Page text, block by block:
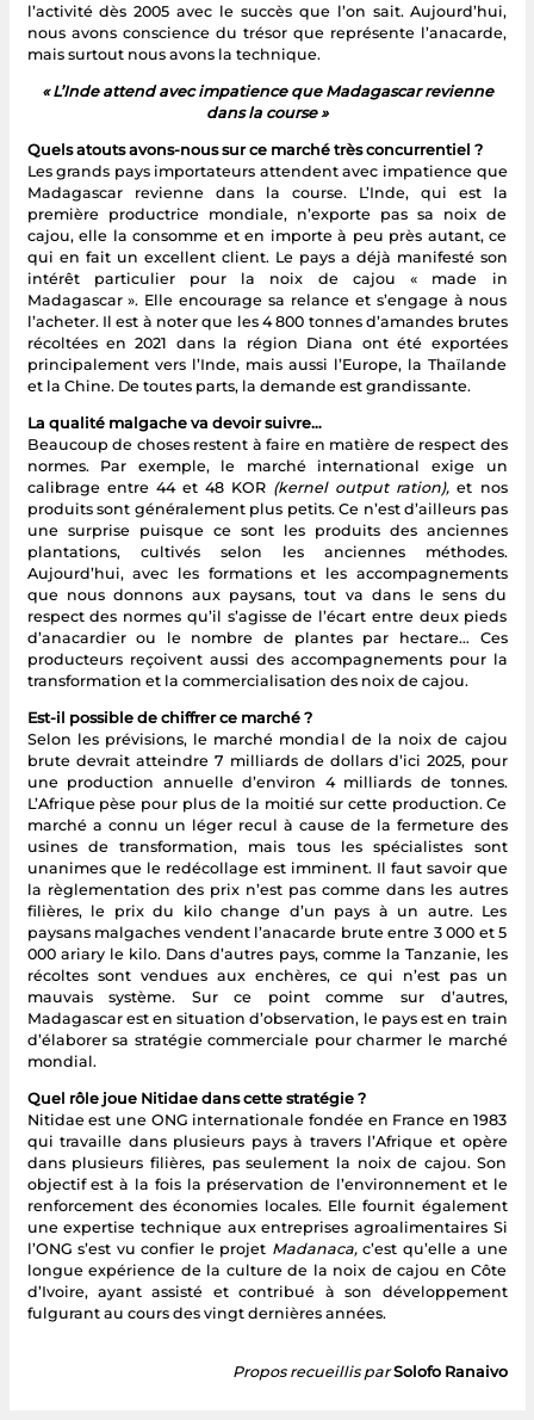
l’activité dès 2005 avec le succès que l’on sait. Aujourd’hui,
nous avons conscience du trésor que représente l’anacarde,
mais surtout nous avons la technique.
« L’Inde attend avec impatience que Madagascar revienne
dans la course »
Quels atouts avons-nous sur ce marché très concurrentiel ?
Les grands pays importateurs attendent avec impatience que
Madagascar revienne dans la course. L’Inde, qui est la
première productrice mondiale, n’exporte pas sa noix de
cajou, elle la consomme et en importe à peu près autant, ce
qui en fait un excellent client. Le pays a déjà manifesté son
intérêt particulier pour la noix de cajou « made in
Madagascar ». Elle encourage sa relance et s’engage à nous
l’acheter. Il est à noter que les 4 800 tonnes d’amandes brutes
récoltées en 2021 dans la région Diana ont été exportées
principalement vers l’Inde, mais aussi l’Europe, la Thaïlande
et la Chine. De toutes parts, la demande est grandissante.
La qualité malgache va devoir suivre…
Beaucoup de choses restent à faire en matière de respect des
normes. Par exemple, le marché international exige un
calibrage entre 44 et 48 KOR (kernel output ration),et nos
produits sont généralement plus petits. Ce n’est d’ailleurs pas
une surprise puisque ce sont les produits des anciennes
plantations, cultivés selon les anciennes méthodes.
Aujourd’hui, avec les formations et les accompagnements
que nous donnons aux paysans, tout va dans le sens du
respect des normes qu’il s’agisse de l’écart entre deux pieds
d’anacardier ou le nombre de plantes par hectare… Ces
producteurs reçoivent aussi des accompagnements pour la
transformation et la commercialisation des noix de cajou.
Est-il possible de chiffrer ce marché ?
Selon les prévisions, le marché mondial de la noix de cajou
brute devrait atteindre 7 milliards de dollars d’ici 2025, pour
une production annuelle d’environ 4 milliards de tonnes.
L’Afrique pèse pour plus de la moitié sur cette production. Ce
marché a connu un léger recul à cause de la fermeture des
usines de transformation, mais tous les spécialistes sont
unanimes que le redécollage est imminent. Il faut savoir que
la règlementation des prix n’est pas comme dans les autres
filières, le prix du kilo change d’un pays à un autre. Les
paysans malgaches vendent l’anacarde brute entre 3 000 et 5
000 ariary le kilo. Dans d’autres pays, comme la Tanzanie, les
récoltes sont vendues aux enchères, ce qui n’est pas un
mauvais système. Sur ce point comme sur d’autres,
Madagascar est en situation d’observation, le pays est en train
d’élaborer sa stratégie commerciale pour charmer le marché
mondial.
Quel rôle joue Nitidae dans cette stratégie ?
Nitidae est une ONG internationale fondée en France en 1983
qui travaille dans plusieurs pays à travers l’Afrique et opère
dans plusieurs filières, pas seulement la noix de cajou. Son
objectif est à la fois la préservation de l’environnement et le
renforcement des économies locales. Elle fournit également
une expertise technique aux entreprises agroalimentaires Si
l’ONG s’est vu confier le projet Madanaca,c’est qu’elle a une
longue expérience de la culture de la noix de cajou en Côte
d’Ivoire, ayant assisté et contribué à son développement
fulgurant au cours des vingt dernières années.
Propos recueillis parSolofo Ranaivo